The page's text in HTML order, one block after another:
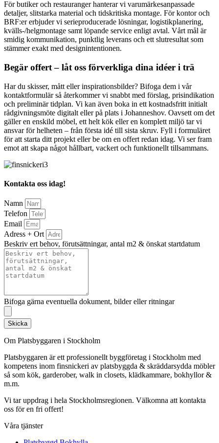
För butiker och restauranger hanterar vi varumärkesanpassade
detaljer, slitstarka material och tidskritiska montage. För kontor och
BRF:er erbjuder vi serieproducerade lösningar, logistikplanering,
kvälls-/helgmontage samt löpande service enligt avtal. Vårt mål är
smidig kommunikation, punktlig leverans och ett slutresultat som
stämmer exakt med designintentionen.
Begär offert – låt oss förverkliga dina idéer i trä
Har du skisser, mått eller inspirationsbilder? Bifoga dem i vår
kontaktformulär så återkommer vi snabbt med förslag, prisindikation
och preliminär tidplan. Vi kan även boka in ett kostnadsfritt initialt
rådgivningsmöte digitalt eller på plats i Johanneshov. Oavsett om det
gäller en enskild möbel, ett helt kök eller en komplett miljö tar vi
ansvar för helheten – från första idé till sista skruv. Fyll i formuläret
för att starta ditt projekt eller be om en offert redan idag. Vi ser fram
emot att skapa något hållbart, vackert och funktionellt tillsammans.
Kontakta oss idag!
Namn
Telefon
Email
Adress + Ort
Beskriv ert behov, förutsättningar, antal m2 & önskat startdatum
Bifoga gärna eventuella dokument, bilder eller ritningar
Skicka
Om Platsbyggaren i Stockholm
Platsbyggaren är ett professionellt byggföretag i Stockholm med
kompetens inom finsnickeri av platsbyggda & skräddarsydda möbler
så som kök, garderober, walk in closets, klädkammare, bokhyllor &
m.m.
Vi tar uppdrag i hela Stockholmsregionen. Välkomna att kontakta
oss för en fri offert!
Våra tjänster